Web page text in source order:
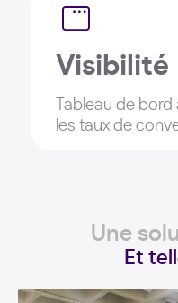
Visibilité
Tableau de
les taux de
Une
Et